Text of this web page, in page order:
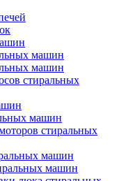
машин
машин
стиральных
машин
стиральных
машин
машин